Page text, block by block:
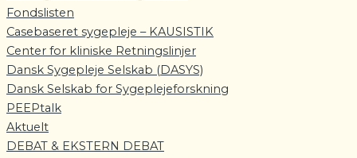
Fondslisten
Casebaseret sygepleje – KAUSISTIK
Center for kliniske Retningslinjer
Dansk Sygepleje Selskab (DASYS)
Dansk Selskab for Sygeplejeforskning
PEEPtalk
Aktuelt
DEBAT & EKSTERN DEBAT